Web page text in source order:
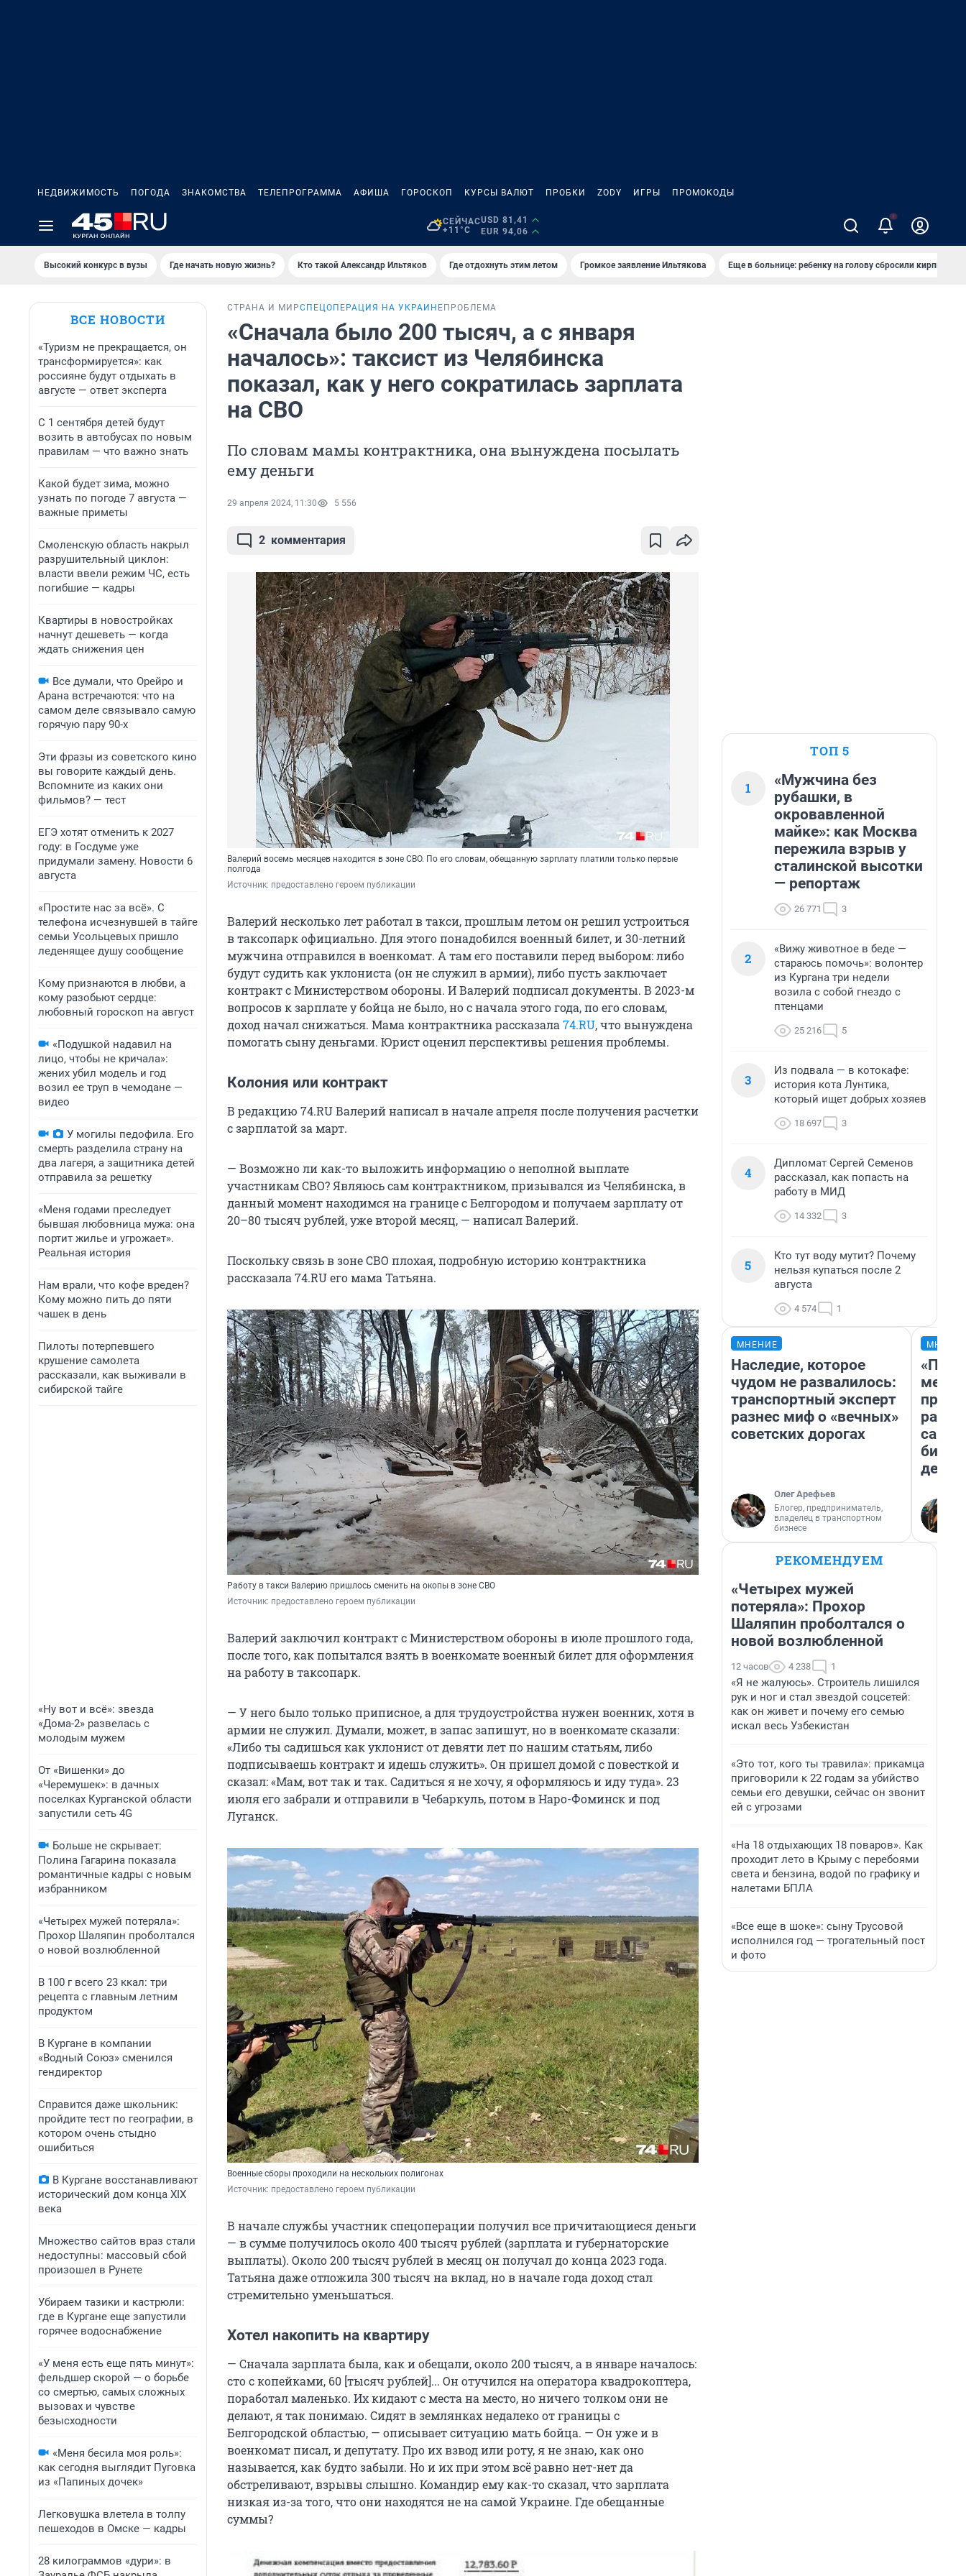
НЕДВИЖИМОСТЬ ПОГОДА ЗНАКОМСТВА ТЕЛЕПРОГРАММА АФИША ГОРОСКОП КУРСЫ ВАЛЮТ ПРОБКИ ZODY ИГРЫ ПРОМОКОДЫ
СЕЙЧАС
+11°C
USD 81,41
EUR 94,06
Высокий конкурс в вузы Где начать новую жизнь? Кто такой Александр Ильтяков Где отдохнуть этим летом Громкое заявление Ильтякова Еще в больнице: ребенку на голову сбросили кирпич
ВСЕ НОВОСТИ
«Туризм не прекращается, он
трансформируется»: как
россияне будут отдыхать в
августе — ответ эксперта
С 1 сентября детей будут
возить в автобусах по новым
правилам — что важно знать
Какой будет зима, можно
узнать по погоде 7 августа —
важные приметы
Смоленскую область накрыл
разрушительный циклон:
власти ввели режим ЧС, есть
погибшие — кадры
Квартиры в новостройках
начнут дешеветь — когда
ждать снижения цен
Все думали, что Орейро и
Арана встречаются: что на
самом деле связывало самую
горячую пару 90-х
Эти фразы из советского кино
вы говорите каждый день.
Вспомните из каких они
фильмов? — тест
ЕГЭ хотят отменить к 2027
году: в Госдуме уже
придумали замену. Новости 6
августа
«Простите нас за всё». С
телефона исчезнувшей в тайге
семьи Усольцевых пришло
леденящее душу сообщение
Кому признаются в любви, а
кому разобьют сердце:
любовный гороскоп на август
«Подушкой надавил на
лицо, чтобы не кричала»:
жених убил модель и год
возил ее труп в чемодане —
видео
У могилы педофила. Его
смерть разделила страну на
два лагеря, а защитника детей
отправила за решетку
«Меня годами преследует
бывшая любовница мужа: она
портит жилье и угрожает».
Реальная история
Нам врали, что кофе вреден?
Кому можно пить до пяти
чашек в день
Пилоты потерпевшего
крушение самолета
рассказали, как выживали в
сибирской тайге
«Ну вот и всё»: звезда
«Дома-2» развелась с
молодым мужем
От «Вишенки» до
«Черемушек»: в дачных
поселках Курганской области
запустили сеть 4G
Больше не скрывает:
Полина Гагарина показала
романтичные кадры с новым
избранником
«Четырех мужей потеряла»:
Прохор Шаляпин проболтался
о новой возлюбленной
В 100 г всего 23 ккал: три
рецепта с главным летним
продуктом
В Кургане в компании
«Водный Союз» сменился
гендиректор
Справится даже школьник:
пройдите тест по географии, в
котором очень стыдно
ошибиться
В Кургане восстанавливают
исторический дом конца XIX
века
Множество сайтов враз стали
недоступны: массовый сбой
произошел в Рунете
Убираем тазики и кастрюли:
где в Кургане еще запустили
горячее водоснабжение
«У меня есть еще пять минут»:
фельдшер скорой — о борьбе
со смертью, самых сложных
вызовах и чувстве
безысходности
«Меня бесила моя роль»:
как сегодня выглядит Пуговка
из «Папиных дочек»
Легковушка влетела в толпу
пешеходов в Омске — кадры
28 килограммов «дури»: в
СТРАНА И МИРСПЕЦОПЕРАЦИЯ НА УКРАИНЕ ПРОБЛЕМА
«Сначала было 200 тысяч, а с января
началось»: таксист из Челябинска
показал, как у него сократилась зарплата
на СВО
По словам мамы контрактника, она вынуждена посылать
ему деньги
29 апреля 2024, 11:30 5 556
2 комментария
Валерий восемь месяцев находится в зоне СВО. По его словам, обещанную зарплату платили только первые
полгода
Источник: предоставлено героем публикации
Валерий несколько лет работал в такси, прошлым летом он решил устроиться
в таксопарк официально. Для этого понадобился военный билет, и 30-летний
мужчина отправился в военкомат. А там его поставили перед выбором: либо
будут судить как уклониста (он не служил в армии), либо пусть заключает
контракт с Министерством обороны. И Валерий подписал документы. В 2023-м
вопросов к зарплате у бойца не было, но с начала этого года, по его словам,
доход начал снижаться. Мама контрактника рассказала 74.RU, что вынуждена
помогать сыну деньгами. Юрист оценил перспективы решения проблемы.
Колония или контракт
В редакцию 74.RU Валерий написал в начале апреля после получения расчетки
с зарплатой за март.
— Возможно ли как-то выложить информацию о неполной выплате
участникам СВО? Являюсь сам контрактником, призывался из Челябинска, в
данный момент находимся на границе с Белгородом и получаем зарплату от
20–80 тысяч рублей, уже второй месяц, — написал Валерий.
Поскольку связь в зоне СВО плохая, подробную историю контрактника
рассказала 74.RU его мама Татьяна.
Работу в такси Валерию пришлось сменить на окопы в зоне СВО
Источник: предоставлено героем публикации
Валерий заключил контракт с Министерством обороны в июле прошлого года,
после того, как попытался взять в военкомате военный билет для оформления
на работу в таксопарк.
— У него было только приписное, а для трудоустройства нужен военник, хотя в
армии не служил. Думали, может, в запас запишут, но в военкомате сказали:
«Либо ты садишься как уклонист от девяти лет по нашим статьям, либо
подписываешь контракт и идешь служить». Он пришел домой с повесткой и
сказал: «Мам, вот так и так. Садиться я не хочу, я оформляюсь и иду туда». 23
июля его забрали и отправили в Чебаркуль, потом в Наро-Фоминск и под
Луганск.
Военные сборы проходили на нескольких полигонах
Источник: предоставлено героем публикации
В начале службы участник спецоперации получил все причитающиеся деньги
— в сумме получилось около 400 тысяч рублей (зарплата и губернаторские
выплаты). Около 200 тысяч рублей в месяц он получал до конца 2023 года.
Татьяна даже отложила 300 тысяч на вклад, но в начале года доход стал
стремительно уменьшаться.
Хотел накопить на квартиру
— Сначала зарплата была, как и обещали, около 200 тысяч, а в январе началось:
сто с копейками, 60 [тысяч рублей]... Он отучился на оператора квадрокоптера,
поработал маленько. Их кидают с места на место, но ничего толком они не
делают, я так понимаю. Сидят в землянках недалеко от границы с
Белгородской областью, — описывает ситуацию мать бойца. — Он уже и в
военкомат писал, и депутату. Про их взвод или роту, я не знаю, как оно
называется, как будто забыли. Но и их при этом всё равно нет-нет да
обстреливают, взрывы слышно. Командир ему как-то сказал, что зарплата
низкая из-за того, что они находятся не на самой Украине. Где обещанные
суммы?
ТОП 5
1
«Мужчина без
рубашки, в
окровавленной
майке»: как Москва
пережила взрыв у
сталинской высотки
— репортаж
26 771 3
2
«Вижу животное в беде —
стараюсь помочь»: волонтер
из Кургана три недели
возила с собой гнездо с
птенцами
25 216 5
3
Из подвала — в котокафе:
история кота Лунтика,
который ищет добрых хозяев
18 697 3
4
Дипломат Сергей Семенов
рассказал, как попасть на
работу в МИД
14 332 3
5
Кто тут воду мутит? Почему
нельзя купаться после 2
августа
4 574 1
МНЕНИЕ
Наследие, которое
чудом не развалилось:
транспортный эксперт
разнес миф о «вечных»
советских дорогах
Олег Арефьев
Блогер, предприниматель,
владелец в транспортном
бизнесе
РЕКОМЕНДУЕМ
«Четырех мужей
потеряла»: Прохор
Шаляпин проболтался о
новой возлюбленной
12 часов 4 238 1
«Я не жалуюсь». Строитель лишился
рук и ног и стал звездой соцсетей:
как он живет и почему его семью
искал весь Узбекистан
«Это тот, кого ты травила»: прикамца
приговорили к 22 годам за убийство
семьи его девушки, сейчас он звонит
ей с угрозами
«На 18 отдыхающих 18 поваров». Как
проходит лето в Крыму с перебоями
света и бензина, водой по графику и
налетами БПЛА
«Все еще в шоке»: сыну Трусовой
исполнился год — трогательный пост
и фото